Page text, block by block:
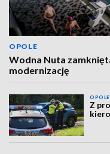
OPOLE
Wodna Nuta
modernizację
OPOLE
Z